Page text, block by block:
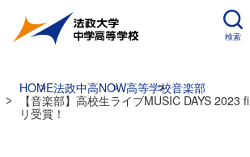
検索
HOME法政中高NOW高等学校音楽部
【音楽部】高校生ライブMUSIC DAYS 2023
リ受賞！